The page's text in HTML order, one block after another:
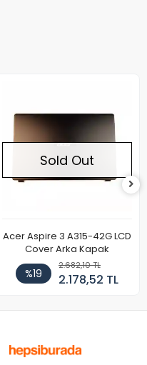
Sold Out
Acer Aspire 3 A315-42G LCD
Cover Arka Kapak
%19
2.682,10 TL
2.178,52 TL